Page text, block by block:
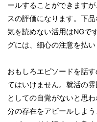
ールすることができます
スの評価になります。下
気を読めない活用はNGで
グには、細心の注意を払い
おもしろエピソードを話
てはいけません。就活の
としての自覚がないと思
分の存在をアピールしよ